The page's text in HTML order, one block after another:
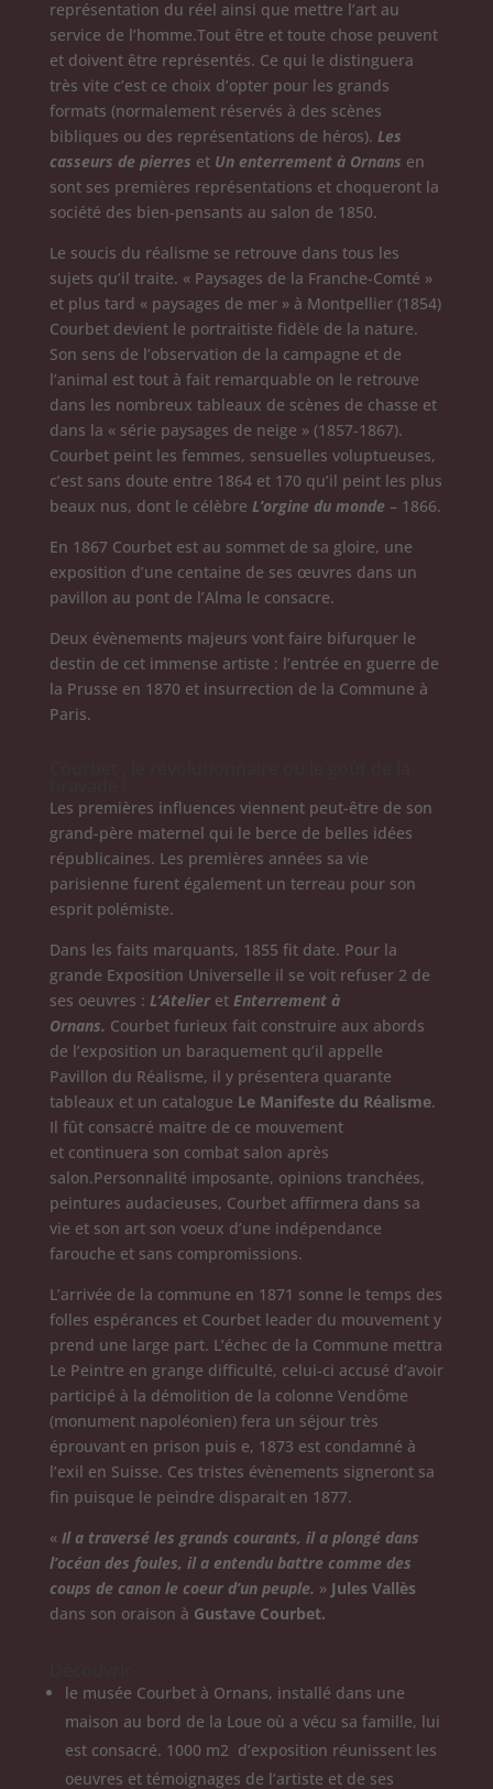
représentation du réel ainsi que mettre l’art au
service de l’homme.Tout être et toute chose peuvent
et doivent être représentés. Ce qui le distinguera
très vite c’est ce choix d’opter pour les grands
formats (normalement réservés à des scènes
bibliques ou des représentations de héros). Les
casseurs de pierres et Un enterrement à Ornans en
sont ses premières représentations et choqueront la
société des bien-pensants au salon de 1850.
Le soucis du réalisme se retrouve dans tous les
sujets qu’il traite. « Paysages de la Franche-Comté »
et plus tard « paysages de mer » à Montpellier (1854)
Courbet devient le portraitiste fidèle de la nature.
Son sens de l’observation de la campagne et de
l’animal est tout à fait remarquable on le retrouve
dans les nombreux tableaux de scènes de chasse et
dans la « série paysages de neige » (1857-1867).
Courbet peint les femmes, sensuelles voluptueuses,
c’est sans doute entre 1864 et 170 qu’il peint les plus
beaux nus, dont le célèbre L’orgine du monde– 1866.
En 1867 Courbet est au sommet de sa gloire, une
exposition d’une centaine de ses œuvres dans un
pavillon au pont de l’Alma le consacre.
Deux évènements majeurs vont faire bifurquer le
destin de cet immense artiste : l’entrée en guerre de
la Prusse en 1870 et insurrection de la Commune à
Paris.
Les premières influences viennent peut-être de son
grand-père maternel qui le berce de belles idées
républicaines. Les premières années sa vie
parisienne furent également un terreau pour son
esprit polémiste.
Dans les faits marquants, 1855 fit date. Pour la
grande Exposition Universelle il se voit refuser 2 de
ses oeuvres : L’Atelier et Enterrement à
Ornans. Courbet furieux fait construire aux abords
de l’exposition un baraquement qu’il appelle
Pavillon du Réalisme, il y présentera quarante
tableaux et un catalogue Le Manifeste du Réalisme.
Il fût consacré maitre de ce mouvement
et continuera son combat salon après
salon.Personnalité imposante, opinions tranchées,
peintures audacieuses, Courbet affirmera dans sa
vie et son art son voeux d’une indépendance
farouche et sans compromissions.
L’arrivée de la commune en 1871 sonne le temps des
folles espérances et Courbet leader du mouvement y
prend une large part. L’échec de la Commune mettra
Le Peintre en grange difficulté, celui-ci accusé d’avoir
participé à la démolition de la colonne Vendôme
(monument napoléonien) fera un séjour très
éprouvant en prison puis e, 1873 est condamné à
l’exil en Suisse. Ces tristes évènements signeront sa
fin puisque le peindre disparait en 1877.
« Il a traversé les grands courants, il a plongé dans
l’océan des foules, il a entendu battre comme des
coups de canon le coeur d’un peuple. » Jules Vallès
dans son oraison à Gustave Courbet.
le musée Courbet à Ornans, installé dans une
maison au bord de la Loue où a vécu sa famille, lui
est consacré. 1000 m2 d’exposition réunissent les
oeuvres et témoignages de l’artiste et de ses